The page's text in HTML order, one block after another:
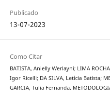
Publicado
13-07-2023
Como Citar
BATISTA, Anielly Werlayni; LIMA
Igor Ricelli; DA SILVA, Letícia Batista;
GARCIA, Tulia Fernanda.